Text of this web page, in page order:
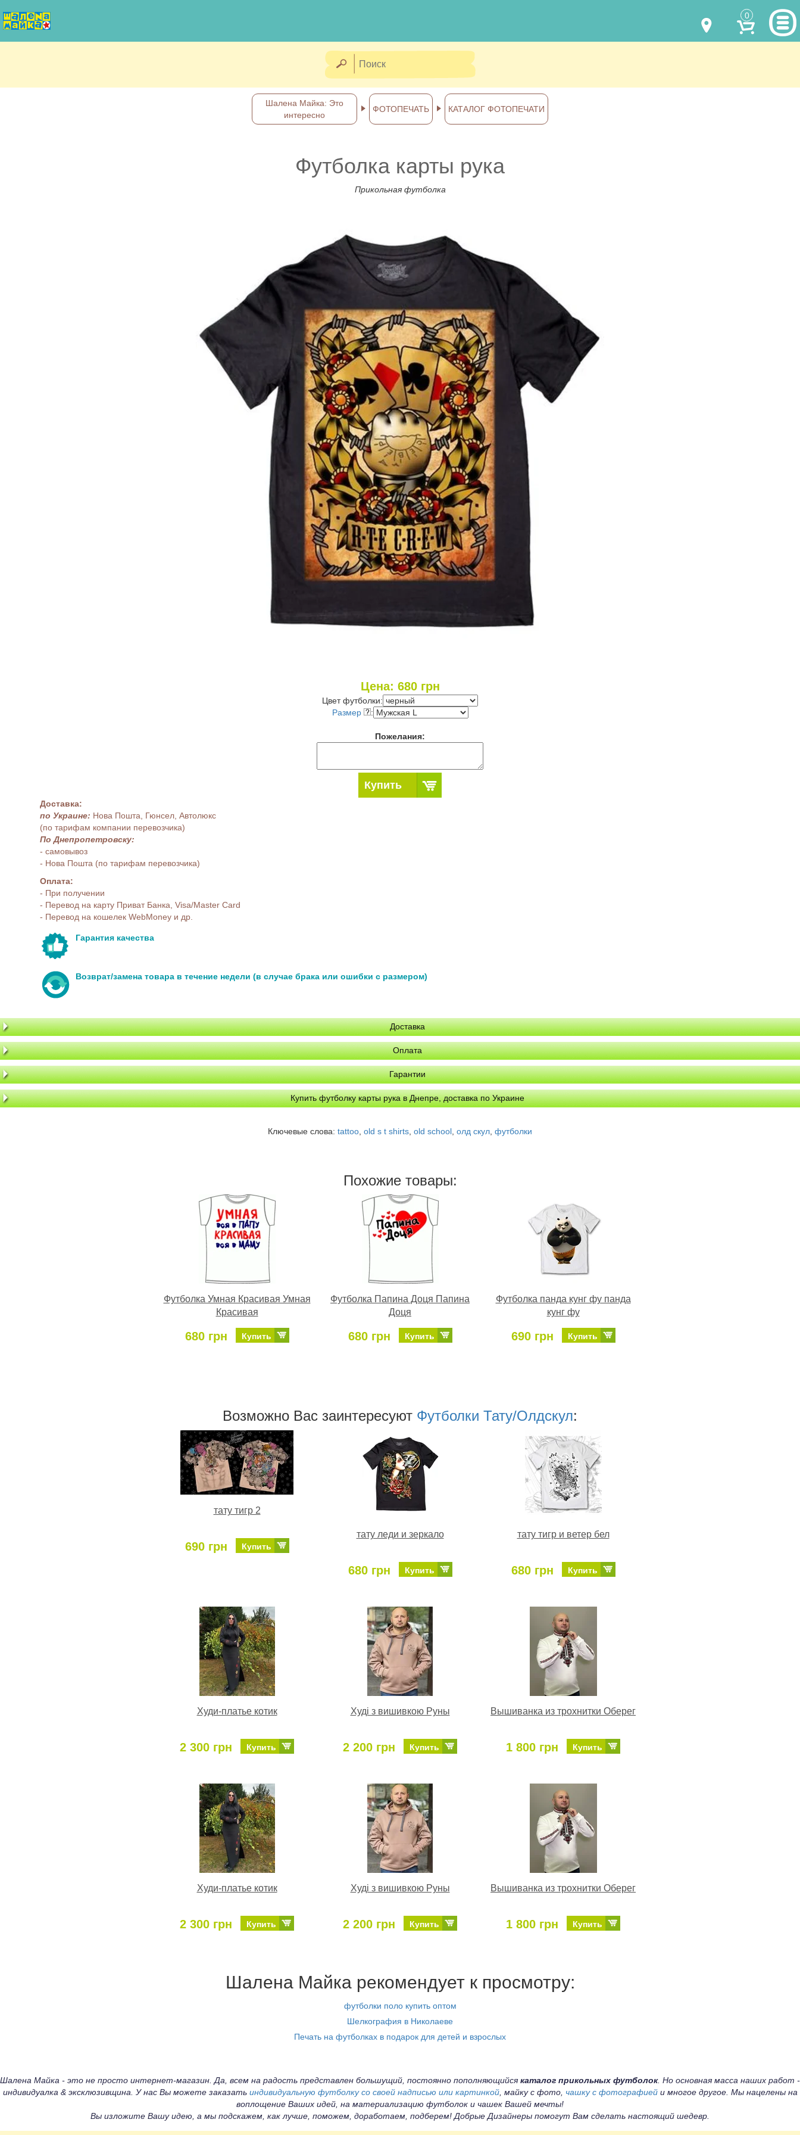
0
Шалена Майка: Это
интересно
ФОТОПЕЧАТЬ КАТАЛОГ ФОТОПЕЧАТИ
Футболка карты рука
Прикольная футболка
Цена: 680грн
Цвет футболки:
Размер
:
Пожелания:
Купить
Доставка:
по Украине: Нова Пошта, Гюнсел, Автолюкс
(по тарифам компании перевозчика)
По Днепропетровску:
- самовывоз
- Нова Пошта (по тарифам перевозчика)
Оплата:
- При получении
- Перевод на карту Приват Банка, Visa/Master Card
- Перевод на кошелек WebMoney и др.
Гарантия качества
Возврат/замена товара в течение недели (в случае брака или ошибки с размером)
Доставка
Оплата
Гарантии
Купить футболку карты рука в Днепре, доставка по Украине
Ключевые слова: tattoo old s t shirts old school олд скул футболки
Похожие товары:
Футболка Умная Красивая Умная
Красивая
680 грн Купить
Футболка Папина Доця Папина
Доця
680 грн Купить
Футболка панда кунг фу панда
кунг фу
690 грн Купить
Возможно Ваc заинтересуют Футболки Тату/Олдскул:
тату тигр 2
690 грн Купить
тату леди и зеркало
680 грн Купить
тату тигр и ветер бел
680 грн Купить
Худи-платье котик
2 300 грн Купить
Худі з вишивкою Руны
2 200 грн Купить
Вышиванка из трохнитки Оберег
1 800 грн Купить
Худи-платье котик
2 300 грн Купить
Худі з вишивкою Руны
2 200 грн Купить
Вышиванка из трохнитки Оберег
1 800 грн Купить
Шалена Майка рекомендует к просмотру:
футболки поло купить оптом
Шелкография в Николаеве
Печать на футболках в подарок для детей и взрослых
Шалена Майка - это не просто интернет-магазин. Да, всем на радость представлен большущий, постоянно пополняющийся каталог прикольных футболок. Но основная масса наших работ -
индивидуалка & эксклюзивщина. У нас Вы можете заказать индивидуальную футболку со своей надписью или картинкой, майку с фото, чашку с фотографиейи многое другое. Мы нацелены на
воплощение Ваших идей, на материализацию футболок и чашек Вашей мечты!
Вы изложите Вашу идею, а мы подскажем, как лучше, поможем, доработаем, подберем! Добрые Дизайнеры помогут Вам сделать настоящий шедевр.